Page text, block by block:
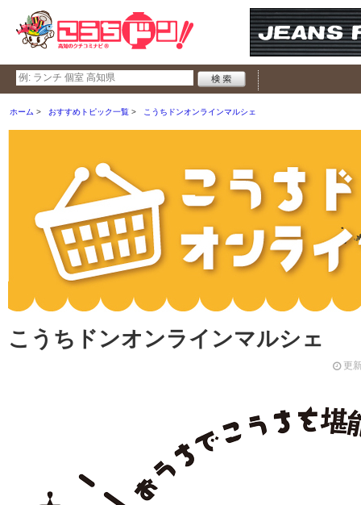
ホーム おすすめトピック一覧 こうちドンオンラインマルシェ
こうちドンオンラインマルシェ
更